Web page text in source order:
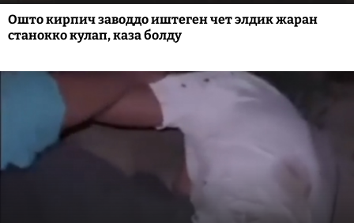
Ошто кирпич заводдо иштеген чет элдик жаран
станокко кулап, каза болду